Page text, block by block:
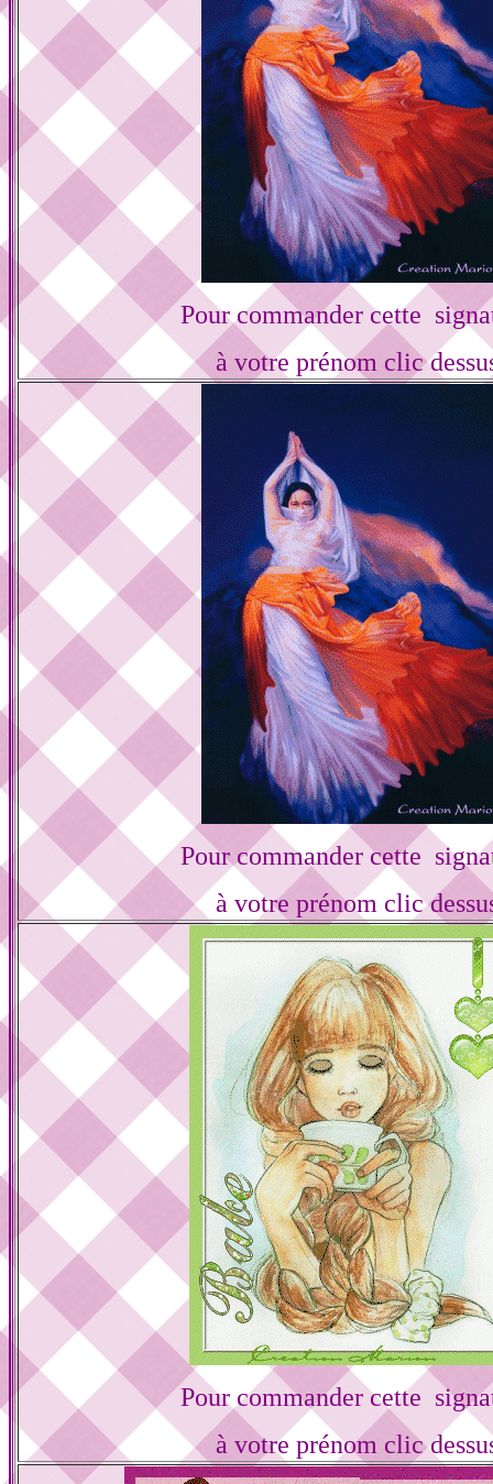
Pour commander cette
à votre prénom clic
Pour commander cette
à votre prénom clic
Pour commander cette
à votre prénom clic